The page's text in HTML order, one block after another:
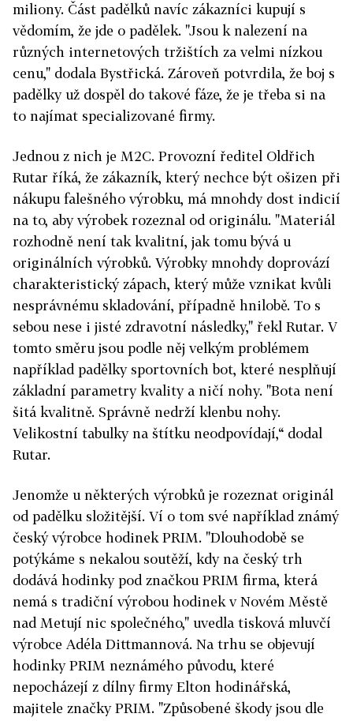
miliony. Část padělků navíc zákazníci kupují s
vědomím, že jde o padělek. "Jsou k nalezení na
různých internetových tržištích za velmi nízkou
cenu," dodala Bystřická. Zároveň potvrdila, že boj s
padělky už dospěl do takové fáze, že je třeba si na
to najímat specializované firmy.
Jednou z nich je M2C. Provozní ředitel Oldřich
Rutar říká, že zákazník, který nechce být ošizen při
nákupu falešného výrobku, má mnohdy dost indicií
na to, aby výrobek rozeznal od originálu. "Materiál
rozhodně není tak kvalitní, jak tomu bývá u
originálních výrobků. Výrobky mnohdy doprovází
charakteristický zápach, který může vznikat kvůli
nesprávnému skladování, případně hnilobě. To s
sebou nese i jisté zdravotní následky," řekl Rutar. V
tomto směru jsou podle něj velkým problémem
například padělky sportovních bot, které nesplňují
základní parametry kvality a ničí nohy. "Bota není
šitá kvalitně. Správně nedrží klenbu nohy.
Velikostní tabulky na štítku neodpovídají,“ dodal
Rutar.
Jenomže u některých výrobků je rozeznat originál
od padělku složitější. Ví o tom své například známý
český výrobce hodinek PRIM. "Dlouhodobě se
potýkáme s nekalou soutěží, kdy na český trh
dodává hodinky pod značkou PRIM firma, která
nemá s tradiční výrobou hodinek v Novém Městě
nad Metují nic společného," uvedla tisková mluvčí
výrobce Adéla Dittmannová. Na trhu se objevují
hodinky PRIM neznámého původu, které
nepocházejí z dílny firmy Elton hodinářská,
majitele značky PRIM. "Způsobené škody jsou dle